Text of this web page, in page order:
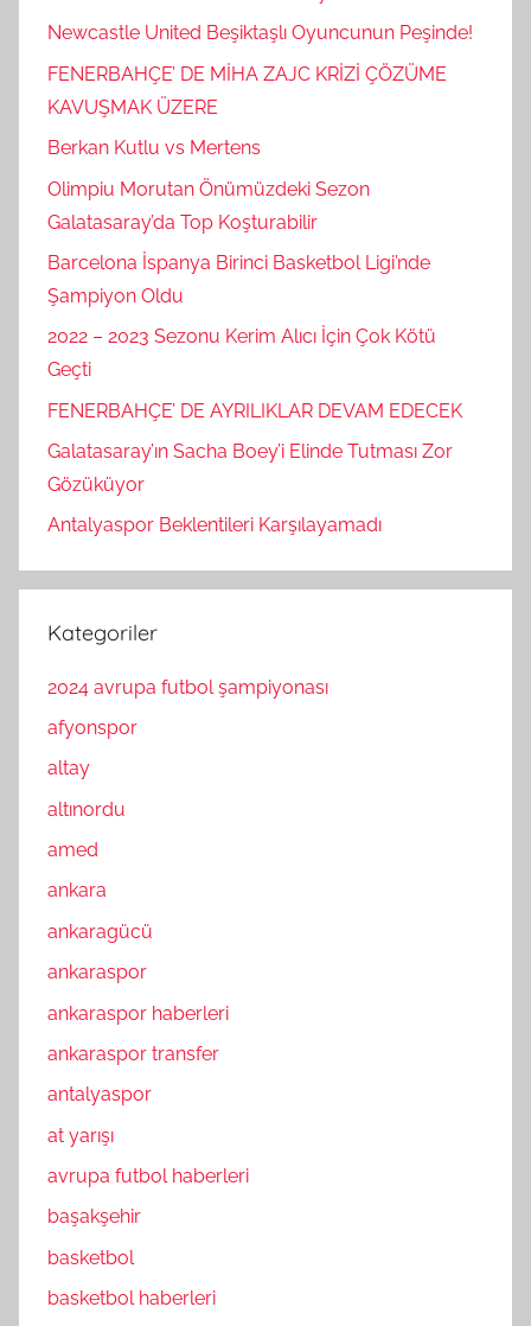
Newcastle United Beşiktaşlı Oyuncunun Peşinde!
FENERBAHÇE’ DE MİHA ZAJC KRİZİ ÇÖZÜME
KAVUŞMAK ÜZERE
Berkan Kutlu vs Mertens
Olimpiu Morutan Önümüzdeki Sezon
Galatasaray’da Top Koşturabilir
Barcelona İspanya Birinci Basketbol Ligi’nde
Şampiyon Oldu
2022 – 2023 Sezonu Kerim Alıcı İçin Çok Kötü
Geçti
FENERBAHÇE’ DE AYRILIKLAR DEVAM EDECEK
Galatasaray’ın Sacha Boey’i Elinde Tutması Zor
Gözüküyor
Antalyaspor Beklentileri Karşılayamadı
Kategoriler
2024 avrupa futbol şampiyonası
afyonspor
altay
altınordu
amed
ankara
ankaragücü
ankaraspor
ankaraspor haberleri
ankaraspor transfer
antalyaspor
at yarışı
avrupa futbol haberleri
başakşehir
basketbol
basketbol haberleri